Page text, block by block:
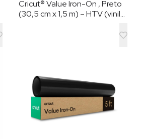
Cricut® Value Iron-On , Preto
(30,5 cm x 1,5 m) – HTV (vinil